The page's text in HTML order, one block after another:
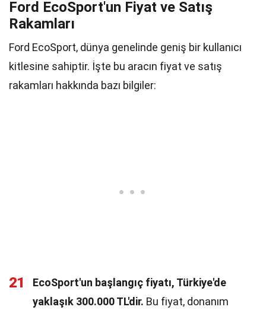
Ford EcoSport'un Fiyat ve Satış
Rakamları
Ford EcoSport, dünya genelinde geniş bir kullanıcı
kitlesine sahiptir. İşte bu aracın fiyat ve satış
rakamları hakkında bazı bilgiler:
21
EcoSport'un başlangıç fiyatı, Türkiye'de
yaklaşık 300.000 TL'dir. Bu fiyat, donanım